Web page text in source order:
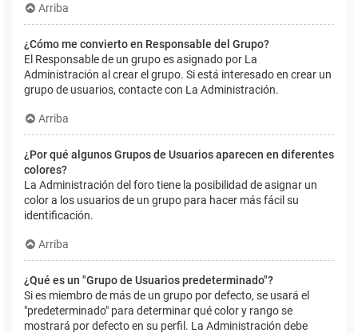
Arriba
¿Cómo me convierto en Responsable del Grupo?
El Responsable de un grupo es asignado por La
Administración al crear el grupo. Si está interesado en crear un
grupo de usuarios, contacte con La Administración.
Arriba
¿Por qué algunos Grupos de Usuarios aparecen en diferentes
colores?
La Administración del foro tiene la posibilidad de asignar un
color a los usuarios de un grupo para hacer más fácil su
identificación.
Arriba
¿Qué es un "Grupo de Usuarios predeterminado"?
Si es miembro de más de un grupo por defecto, se usará el
"predeterminado" para determinar qué color y rango se
mostrará por defecto en su perfil. La Administración debe